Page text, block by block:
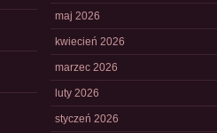
maj 2026
kwiecień 2026
marzec 2026
luty 2026
styczeń 2026